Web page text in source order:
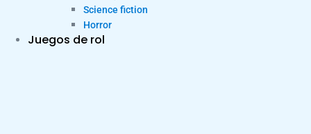
Science fiction
Horror
Juegos de rol